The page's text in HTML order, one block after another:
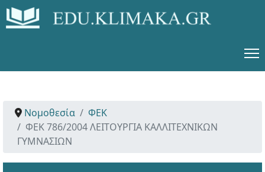
Νομοθεσία
ΦΕΚ
ΦΕΚ 786/2004 ΛΕΙΤΟΥΡΓΙΑ ΚΑΛΛΙΤΕΧΝΙΚΩΝ
ΓΥΜΝΑΣΙΩΝ